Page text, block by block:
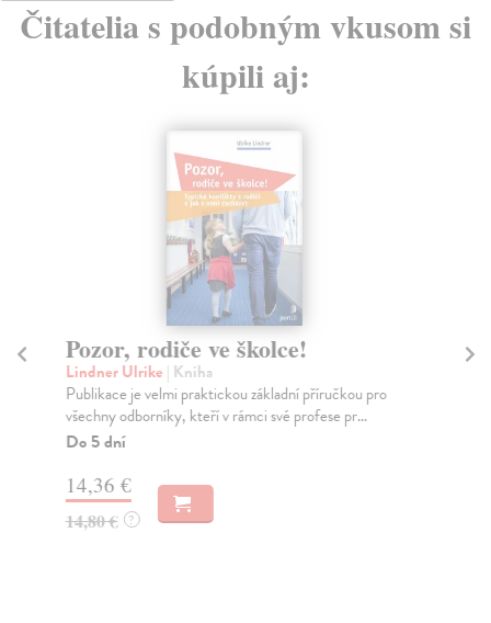
Čitatelia s podobným vkusom si
kúpili aj:
Pozor, rodiče ve školce!
Lindner Ulrike | Kniha
Publikace je velmi praktickou základní příručkou pro
všechny odborníky, kteří v rámci své profese pr...
Do 5 dní
14,36 €
14,80 € ?